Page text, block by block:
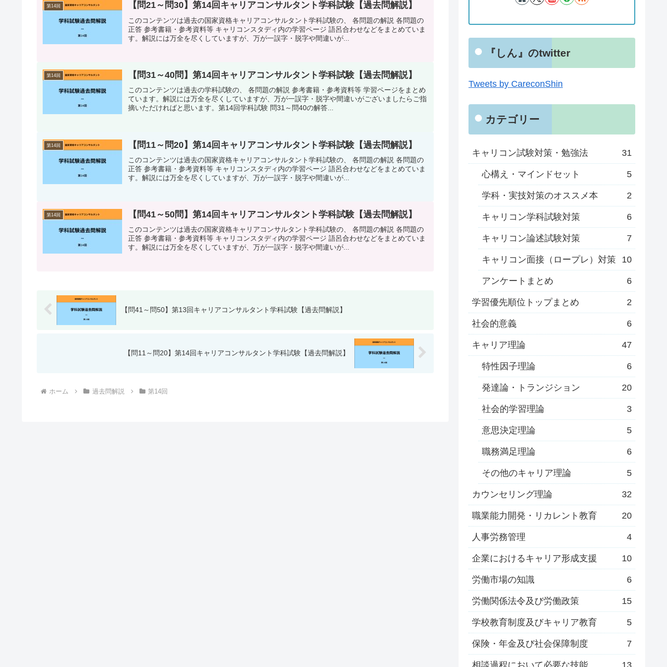
第14回 【問21～問30】第14回キャリアコンサルタント学科試験【過去問解説】
このコンテンツは過去の国家資格キャリアコンサルタント学科試験の、 各問題の解説 各問題の
正答 参考書籍・参考資料等 キャリコンスタディ内の学習ページ 語呂合わせなどをまとめていま
す。解説には万全を尽くしていますが、万が一誤字・脱字や間違いが...
第14回 【問31～40問】第14回キャリアコンサルタント学科試験【過去問解説】
このコンテンツは過去の学科試験の、 各問題の解説 参考書籍・参考資料等 学習ページをまとめ
ています。解説には万全を尽くしていますが、万が一誤字・脱字や間違いがございましたらご指
摘いただければと思います。第14回学科試験 問31～問40の解答...
第14回 【問11～問20】第14回キャリアコンサルタント学科試験【過去問解説】
このコンテンツは過去の国家資格キャリアコンサルタント学科試験の、 各問題の解説 各問題の
正答 参考書籍・参考資料等 キャリコンスタディ内の学習ページ 語呂合わせなどをまとめていま
す。解説には万全を尽くしていますが、万が一誤字・脱字や間違いが...
第14回 【問41～50問】第14回キャリアコンサルタント学科試験【過去問解説】
このコンテンツは過去の国家資格キャリアコンサルタント学科試験の、 各問題の解説 各問題の
正答 参考書籍・参考資料等 キャリコンスタディ内の学習ページ 語呂合わせなどをまとめていま
す。解説には万全を尽くしていますが、万が一誤字・脱字や間違いが...
【問41～問50】第13回キャリアコンサルタント学科試験【過去問解説】
【問11～問20】第14回キャリアコンサルタント学科試験【過去問解説】
ホーム 過去問解説 第14回
『しん』のtwitter
Tweets by CareconShin
カテゴリー
キャリコン試験対策・勉強法 31
心構え・マインドセット 5
学科・実技対策のオススメ本 2
キャリコン学科試験対策 6
キャリコン論述試験対策 7
キャリコン面接（ロープレ）対策 10
アンケートまとめ 6
学習優先順位トップまとめ 2
社会的意義 6
キャリア理論 47
特性因子理論 6
発達論・トランジション 20
社会的学習理論 3
意思決定理論 5
職務満足理論 6
その他のキャリア理論 5
カウンセリング理論 32
職業能力開発・リカレント教育 20
人事労務管理 4
企業におけるキャリア形成支援 10
労働市場の知識 6
労働関係法令及び労働政策 15
学校教育制度及びキャリア教育 5
保険・年金及び社会保障制度 7
相談過程において必要な技能 13